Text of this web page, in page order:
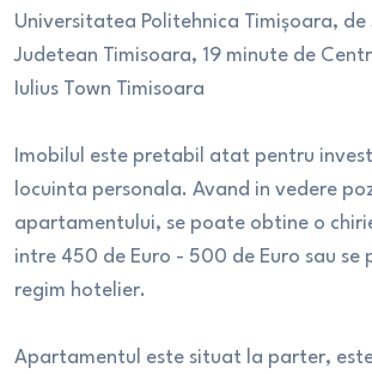
Universitatea Politehnica Timișoara, de
Judetean Timisoara, 19 minute de
Iulius Town Timisoara
Imobilul este pretabil atat pentru
locuinta personala. Avand in vedere
apartamentului, se poate obtine o
intre 450 de Euro - 500 de Euro sau se
regim hotelier.
Apartamentul este situat la parter,